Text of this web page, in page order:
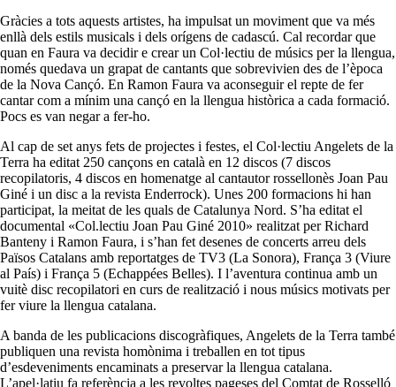
Gràcies a tots aquests artistes, ha impulsat un moviment que va més
enllà dels estils musicals i dels orígens de cadascú. Cal recordar que
quan en Faura va decidir e crear un Col·lectiu de músics per la llengua,
només quedava un grapat de cantants que sobrevivien des de l’època
de la Nova Cançó. En Ramon Faura va aconseguir el repte de fer
cantar com a mínim una cançó en la llengua històrica a cada formació.
Pocs es van negar a fer-ho.
Al cap de set anys fets de projectes i festes, el Col·lectiu Angelets de la
Terra ha editat 250 cançons en català en 12 discos (7 discos
recopilatoris, 4 discos en homenatge al cantautor rossellonès Joan Pau
Giné i un disc a la revista Enderrock). Unes 200 formacions hi han
participat, la meitat de les quals de Catalunya Nord. S’ha editat el
documental «Col.lectiu Joan Pau Giné 2010» realitzat per Richard
Banteny i Ramon Faura, i s’han fet desenes de concerts arreu dels
Països Catalans amb reportatges de TV3 (La Sonora), França 3 (Viure
al País) i França 5 (Echappées Belles). I l’aventura continua amb un
vuitè disc recopilatori en curs de realització i nous músics motivats per
fer viure la llengua catalana.
A banda de les publicacions discogràfiques, Angelets de la Terra també
publiquen una revista homònima i treballen en tot tipus
d’esdeveniments encaminats a preservar la llengua catalana.
L’apel·latiu fa referència a les revoltes pageses del Comtat de Rosselló